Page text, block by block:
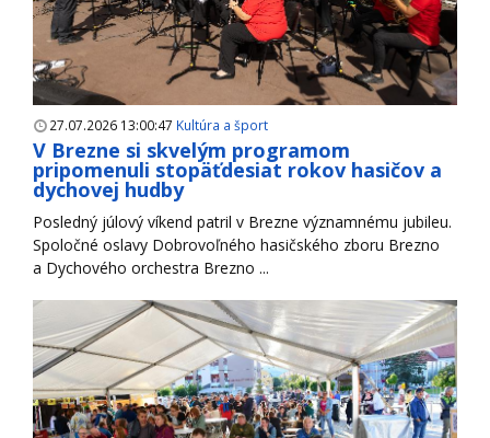
27.07.2026 13:00:47 Kultúra a šport
V Brezne si skvelým programom
pripomenuli stopäťdesiat rokov hasičov a
dychovej hudby
Posledný júlový víkend patril v Brezne významnému jubileu.
Spoločné oslavy Dobrovoľného hasičského zboru Brezno
a Dychového orchestra Brezno ...